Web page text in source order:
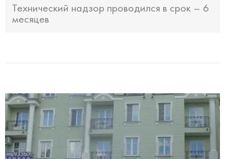
Технический надзор проводился в срок – 6
месяцев